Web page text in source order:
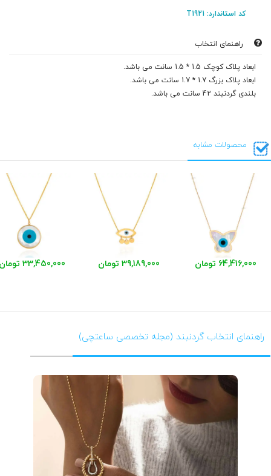
کد استاندارد: T1921
راهنمای انتخاب
ابعاد پلاک کوچک 1.5 * 1.5 سانت می باشد.
ابعاد پلاک بزرگ 1.7 * 1.7 سانت می باشد.
بلندی گردنبند 42 سانت می باشد.
محصولات مشابه
64,416,000 تومان 39,189,000 تومان 33,450,000 تومان
راهنمای انتخاب گردنبند (مجله تخصصی ساعتچی)